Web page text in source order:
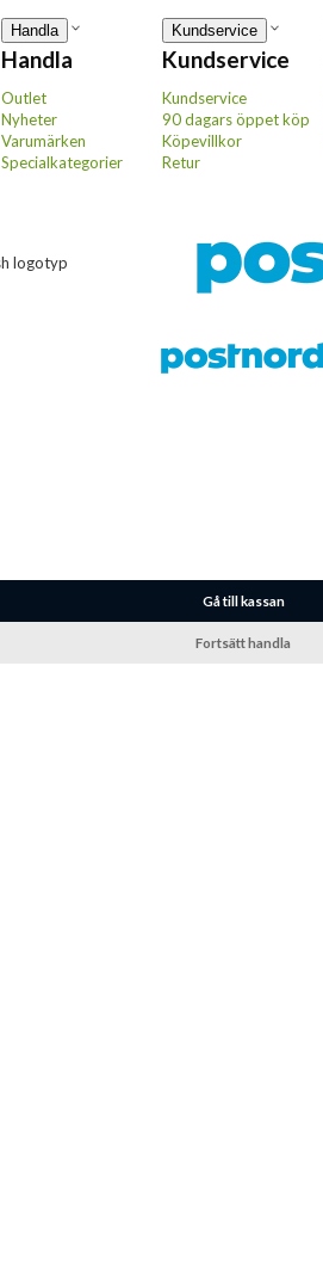
Handla
Handla
Outlet
Nyheter
Varumärken
Specialkategorier
Kundservice
Kundservice
Kundservice
90 dagars öppet köp
Köpevillkor
Retur
Gå till kassan
Fortsätt handla